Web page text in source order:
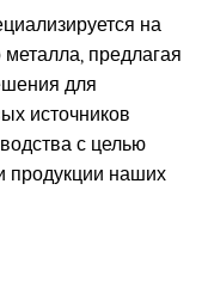
на
предлагая
для
источников
с целью
продукции наших